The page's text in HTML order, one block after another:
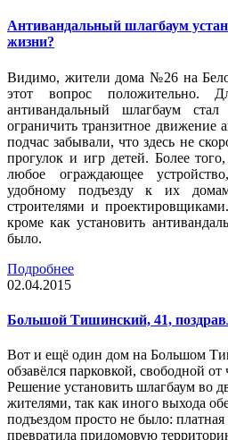
Антивандальный шлагбаум
жизни?
Видимо, жители дома №26 на
этот вопрос положительно.
антивандальный шлагбаум
ограничить транзитное движение
подчас забывали, что здесь не
прогулок и игр детей. Более
любое ограждающее
удобному подъезду к их
строителями и
кроме как установить
было.
Подробнее
02.04.2015
Большой Тишинский, 41,
Вот и ещё один дом на Большом
обзавёлся парковкой, свободной
Решение установить шлагбаум во
жителями, так как иного выхода
подъездом просто не было:
превратила придомовую